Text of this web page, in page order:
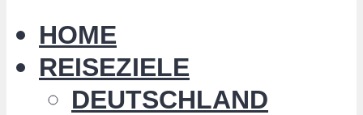
HOME
REISEZIELE
DEUTSCHLAND